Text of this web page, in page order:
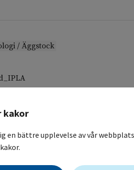
/ Äggstock
Local Anesthetics in
between cytoreductive surgery
perioperatively in
Local Anesthetics in
between cytoreductive surgery
Universitetssjukhuset /
kakor
en bättre upplevelse av vår